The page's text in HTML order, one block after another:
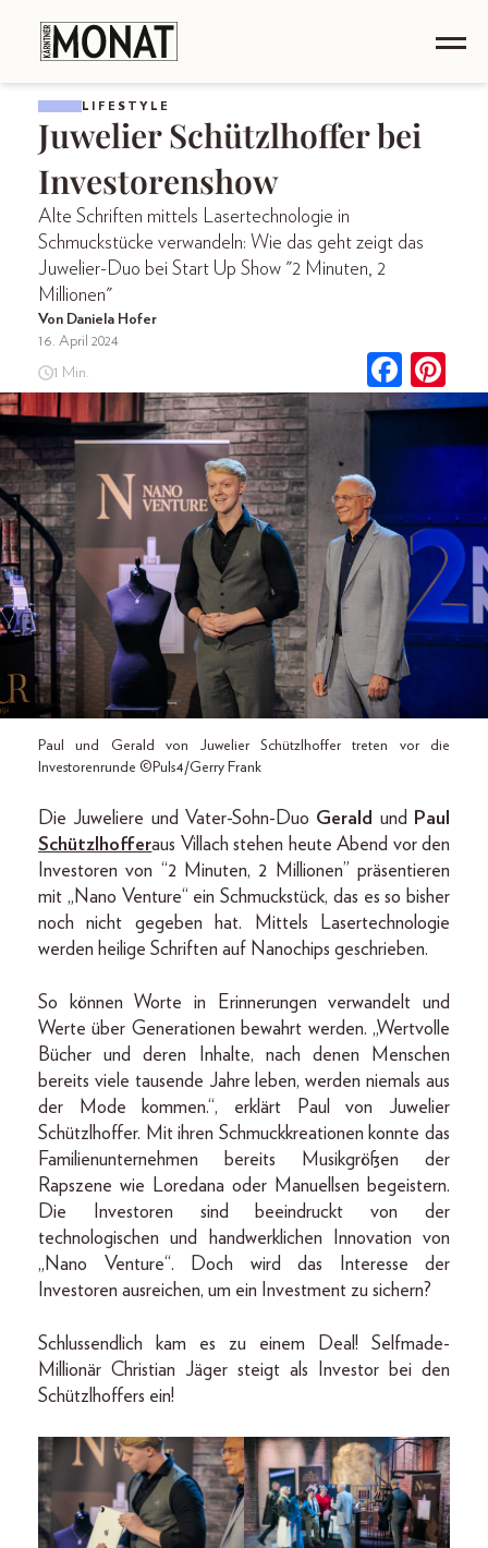
LIFESTYLE
Juwelier Schützlhoffer bei
Investorenshow
Alte Schriften mittels Lasertechnologie in
Schmuckstücke verwandeln: Wie das geht zeigt das
Juwelier-Duo bei Start Up Show "2 Minuten, 2
Millionen"
Von Daniela Hofer
16. April 2024
1 Min.
Paul und Gerald von Juwelier Schützlhoffer treten vor die
Investorenrunde ©Puls4/Gerry Frank
Die Juweliere und Vater-Sohn-Duo Gerald und
Paul
Schützlhofferaus Villach stehen heute Abend vor den
Investoren von “2 Minuten, 2 Millionen” präsentieren
mit „Nano Venture“ ein Schmuckstück, das es so bisher
noch nicht gegeben hat. Mittels Lasertechnologie
werden heilige Schriften auf Nanochips geschrieben.
So können Worte in Erinnerungen verwandelt und
Werte über Generationen bewahrt werden. „Wertvolle
Bücher und deren Inhalte, nach denen Menschen
bereits viele tausende Jahre leben, werden niemals aus
der Mode kommen.“, erklärt Paul von Juwelier
Schützlhoffer. Mit ihren Schmuckkreationen konnte das
Familienunternehmen bereits Musikgrößen der
Rapszene wie Loredana oder Manuellsen begeistern.
Die Investoren sind beeindruckt von der
technologischen und handwerklichen Innovation von
„Nano Venture“. Doch wird das Interesse der
Investoren ausreichen, um ein Investment zu sichern?
Schlussendlich kam es zu einem Deal! Selfmade-
Millionär Christian Jäger steigt als Investor bei den
Schützlhoffers ein!